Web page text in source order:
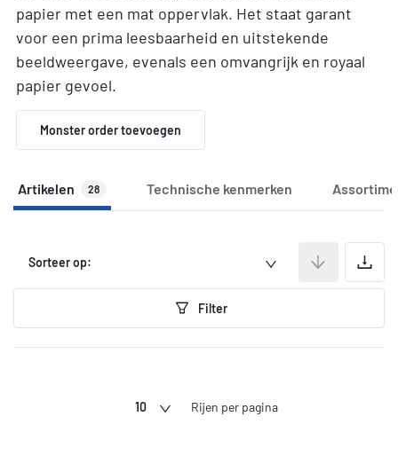
papier met een mat oppervlak. Het staat garant
voor een prima leesbaarheid en uitstekende
beeldweergave, evenals een omvangrijk en royaal
papier gevoel.
Monster order toevoegen
Artikelen 28 Technische kenmerken
Sorteer op:
Filter
10 Rijen per pagina